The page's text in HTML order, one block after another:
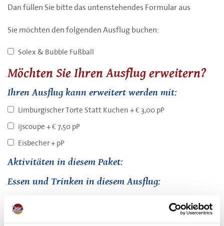
Dan füllen Sie bitte das untenstehendes Formular aus
Sie möchten den folgenden Ausflug buchen:
Solex & Bubble Fußball
Möchten Sie Ihren Ausflug erweitern?
Ihren Ausflug kann erweitert werden mit:
Limburgischer Torte Statt Kuchen + € 3,00 pP
ijscoupe + € 7,50 pP
Eisbecher + pP
Aktivitäten in diesem Paket:
Essen und Trinken in diesem Ausflug:
Limburger Torte statt Kuchen + € 3,00 pP